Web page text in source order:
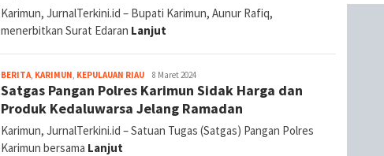
Karimun, JurnalTerkini.id – Bupati Karimun, Aunur Rafiq,
menerbitkan Surat Edaran Lanjut
BERITA, KARIMUN, KEPULAUAN RIAUjurnal
8 Maret 2024
Satgas Pangan Polres Karimun Sidak Harga dan
Produk Kedaluwarsa Jelang Ramadan
Karimun, JurnalTerkini.id – Satuan Tugas (Satgas) Pangan Polres
Karimun bersama Lanjut